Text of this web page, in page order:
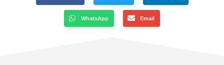
WhatsApp Email